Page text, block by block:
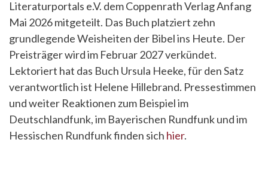
Literaturportals e.V. dem Coppenrath Verlag Anfang
Mai 2026 mitgeteilt. Das Buch platziert zehn
grundlegende Weisheiten der Bibel ins Heute. Der
Preisträger wird im Februar 2027 verkündet.
Lektoriert hat das Buch Ursula Heeke, für den Satz
verantwortlich ist Helene Hillebrand. Pressestimmen
und weiter Reaktionen zum Beispiel im
Deutschlandfunk, im Bayerischen Rundfunk und im
Hessischen Rundfunk finden sich hier.